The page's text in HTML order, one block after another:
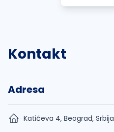
Kontakt
Adresa
Katićeva 4, Beograd, Srbija